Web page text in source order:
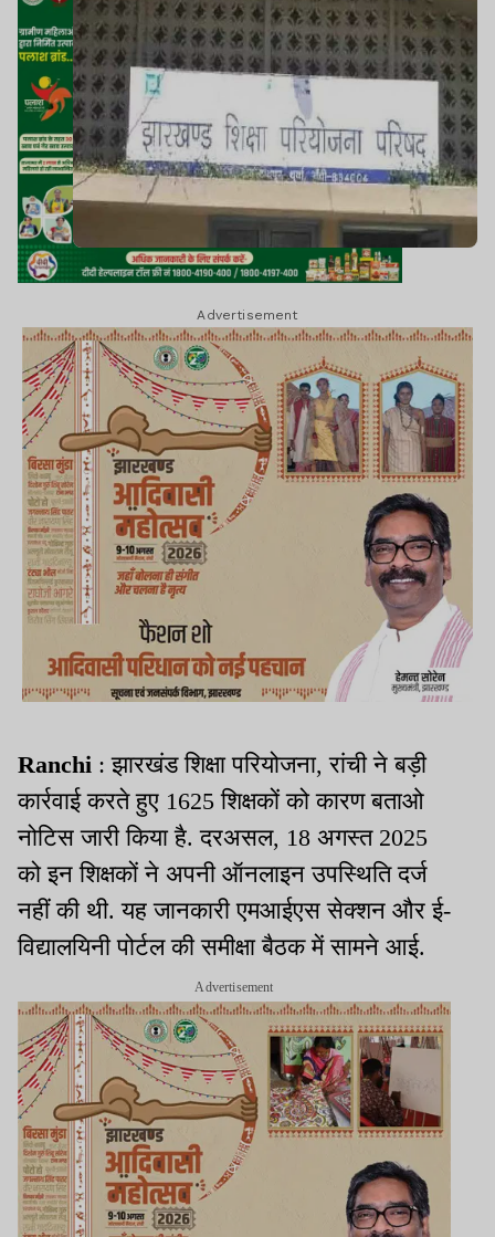
Advertisement
Ranchi : झारखंड शिक्षा परियोजना, रांची ने बड़ी
कार्रवाई करते हुए 1625 शिक्षकों को कारण बताओ
नोटिस जारी किया है. दरअसल, 18 अगस्त 2025
को इन शिक्षकों ने अपनी ऑनलाइन उपस्थिति दर्ज
नहीं की थी. यह जानकारी एमआईएस सेक्शन और ई-
विद्यालयिनी पोर्टल की समीक्षा बैठक में सामने आई.
Advertisement